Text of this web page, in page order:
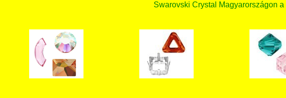
Swarovski Crystal Magyarországon